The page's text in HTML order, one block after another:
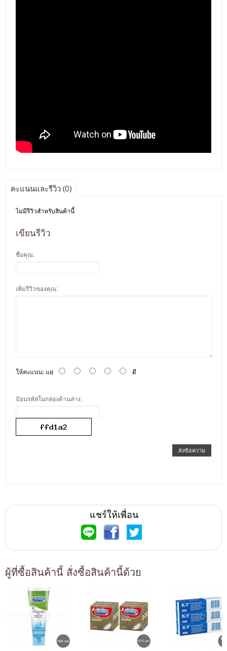
คะแนนและรีวิว (0)
ไม่มีรีวิวสำหรับสินค้านี้
เขียนรีวิว
ชื่อคุณ:
เพิ่มรีวิวของคุณ:
ให้คะแนน: แย่ ดี
ป้อนรหัสในกล่องด้านล่าง:
ส่งข้อความ
แชร์ให้เพื่อน
ผู้ที่ซื้อสินค้านี้ สั่งซื้อสินค้านี้ด้วย